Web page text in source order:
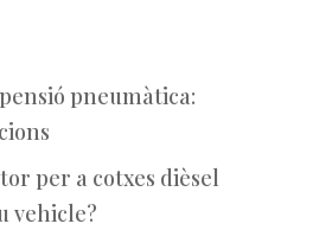
pneumàtica:
per a cotxes dièsel
vehicle?